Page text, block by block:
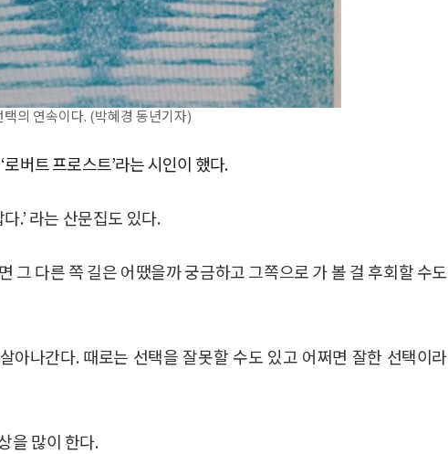
의 연속이다. (박혜경 동년기자)
로버트 프로스트’라는 시인이 했다.
.’ 라는 산문집도 있다.
그 다른 쪽 길은 어땠을까 궁금하고 그쪽으로 가 볼 걸 후회할 수도
아나간다. 때로는 선택을 잘못할 수도 있고 어쩌면 잘한 선택이라
을 많이 한다.